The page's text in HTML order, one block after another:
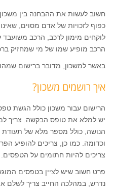
חשוב לעשות את ההבחנה בין
כפוף לזכויות של אדם מסוים,
לוקחים מימון לרכב, הרכב
הרכב מופיע שמו של מי שמחזיק
באשר למשכון, מדובר ברישום
איך רושמים משכון?
הרישום עבור משכון כולל הגשת
יש למלא את טופס הבקשה. צריך
הנושה, כולל מספר מלא של תעודת
וכדומה. כמו כן, צריכים להופיע
צריכים להיות חתומים על הטפסים.
פרט חשוב שיש לציין בטפסים
נדרש, במהלכה החייב צריך לשלם